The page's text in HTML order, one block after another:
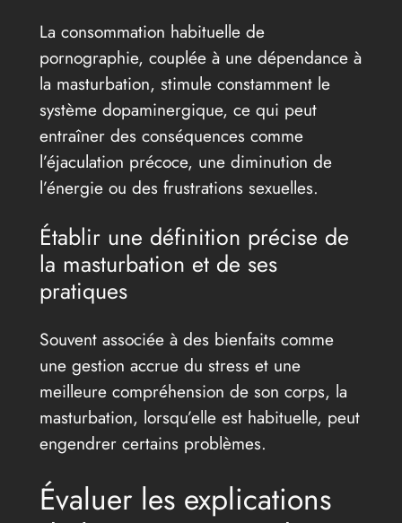
La consommation habituelle de
pornographie, couplée à une dépendance à
la masturbation, stimule constamment le
système dopaminergique, ce qui peut
entraîner des conséquences comme
l’éjaculation précoce, une diminution de
l’énergie ou des frustrations sexuelles.
Établir une définition précise de
la masturbation et de ses
pratiques
Souvent associée à des bienfaits comme
une gestion accrue du stress et une
meilleure compréhension de son corps, la
masturbation, lorsqu’elle est habituelle, peut
engendrer certains problèmes.
Évaluer les explications